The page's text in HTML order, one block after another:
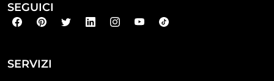
SERVIZI
SEGUICI